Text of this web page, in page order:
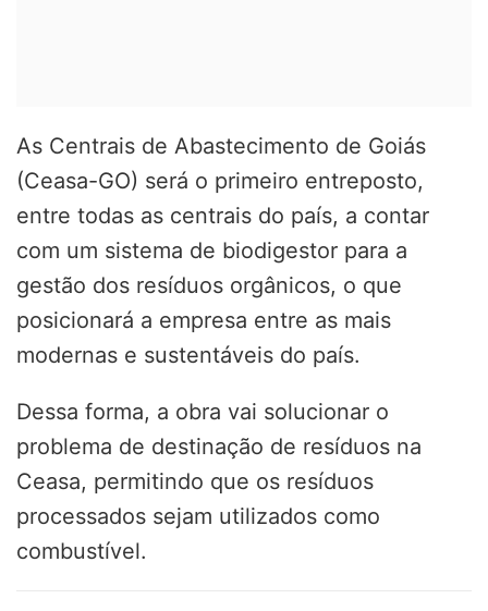
As Centrais de Abastecimento de Goiás
(Ceasa-GO) será o primeiro entreposto,
entre todas as centrais do país, a contar
com um sistema de biodigestor para a
gestão dos resíduos orgânicos, o que
posicionará a empresa entre as mais
modernas e sustentáveis do país.
Dessa forma, a obra vai solucionar o
problema de destinação de resíduos na
Ceasa, permitindo que os resíduos
processados sejam utilizados como
combustível.